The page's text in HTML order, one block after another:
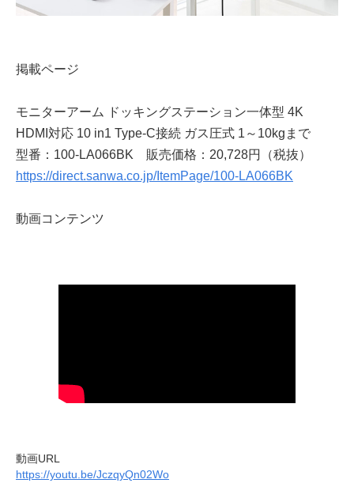
掲載ページ
モニターアーム ドッキングステーション一体型 4K
HDMI対応 10 in1 Type-C接続 ガス圧式 1～10kgまで
型番：100-LA066BK 販売価格：20,728円（税抜）
https://direct.sanwa.co.jp/ItemPage/100-LA066BK
動画コンテンツ
動画URL
https://youtu.be/JczqyQn02Wo